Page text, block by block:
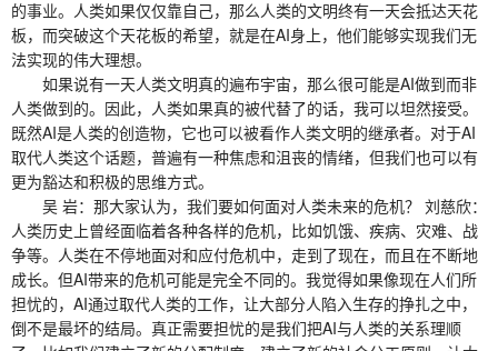
的事业。人类如果仅仅靠自己，那么人类的文明终有一天会抵达天花
板，而突破这个天花板的希望，就是在AI身上，他们能够实现我们无
法实现的伟大理想。
如果说有一天人类文明真的遍布宇宙，那么很可能是AI做到而非
人类做到的。因此，人类如果真的被代替了的话，我可以坦然接受。
既然AI是人类的创造物，它也可以被看作人类文明的继承者。对于AI
取代人类这个话题，普遍有一种焦虑和沮丧的情绪，但我们也可以有
更为豁达和积极的思维方式。
吴 岩：那大家认为，我们要如何面对人类未来的危机？ 刘慈欣：
人类历史上曾经面临着各种各样的危机，比如饥饿、疾病、灾难、战
争等。人类在不停地面对和应付危机中，走到了现在，而且在不断地
成长。但AI带来的危机可能是完全不同的。我觉得如果像现在人们所
担忧的，AI通过取代人类的工作，让大部分人陷入生存的挣扎之中，
倒不是最坏的结局。真正需要担忧的是我们把AI与人类的关系理顺